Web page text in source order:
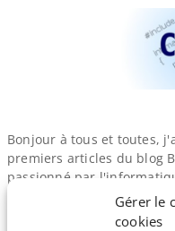
Gérer le
cookies
Bonjour à tous et toutes,
premiers articles du blog
passionné par
expliquer l'un des outils
bioinformaticien : la